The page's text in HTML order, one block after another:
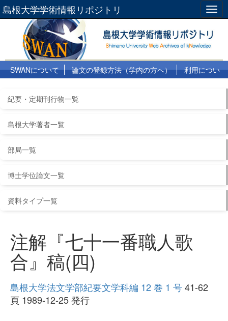
島根大学学術情報リポジトリ
SWANについて 論文の登録方法（学内の方へ）
利用につい
紀要・定期刊行物一覧
島根大学著者一覧
部局一覧
博士学位論文一覧
資料タイプ一覧
注解『七十一番職人歌
合』稿(四)
島根大学法文学部紀要文学科編 12 巻 1 号41-62
頁 1989-12-25 発行